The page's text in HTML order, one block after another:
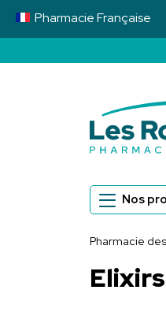
PharmacieFrançaise
Nos
Pharmacie